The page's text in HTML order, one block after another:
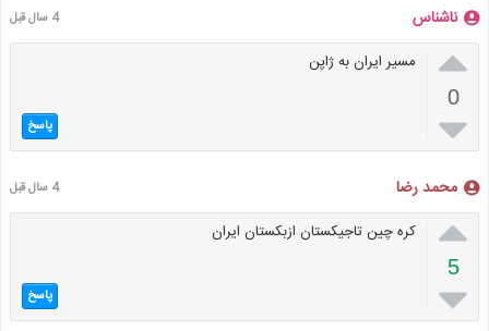
ناشناس 4 سال قبل

0

مسیر ایران به ژاپن
پاسخ
محمد رضا 4 سال قبل

5

کره چین تاجیکستان ازبکستان ایران
پاسخ